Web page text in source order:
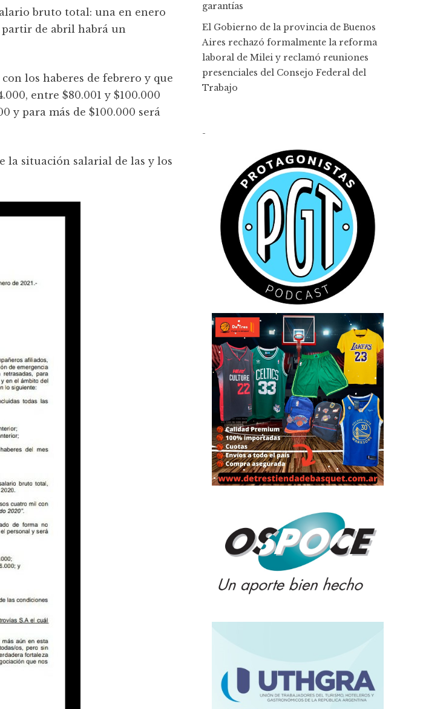
bruto total: una en enero
partir de abril habrá un
los haberes de febrero y que
entre $80.001 y $100.000
y para más de $100.000 será
la situación salarial de las y los
garantías
El Gobierno de la provincia de Buenos
Aires rechazó formalmente la reforma
laboral de Milei y reclamó reuniones
presenciales del Consejo Federal del
Trabajo
-